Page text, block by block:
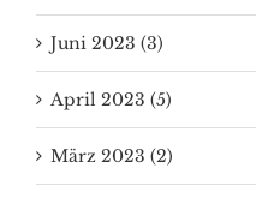
Juni 2023 (3)
April 2023 (5)
März 2023 (2)